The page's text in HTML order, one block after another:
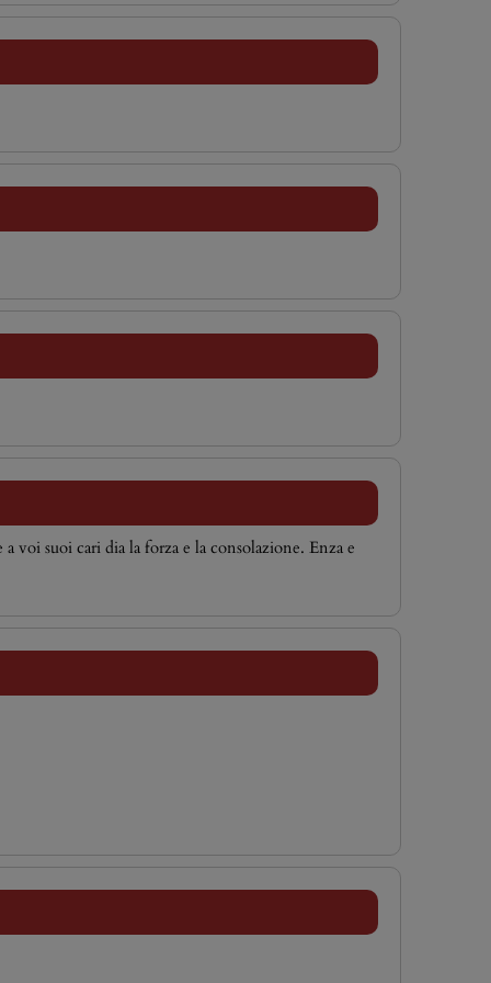
suoi cari dia la forza e la consolazione. Enza e